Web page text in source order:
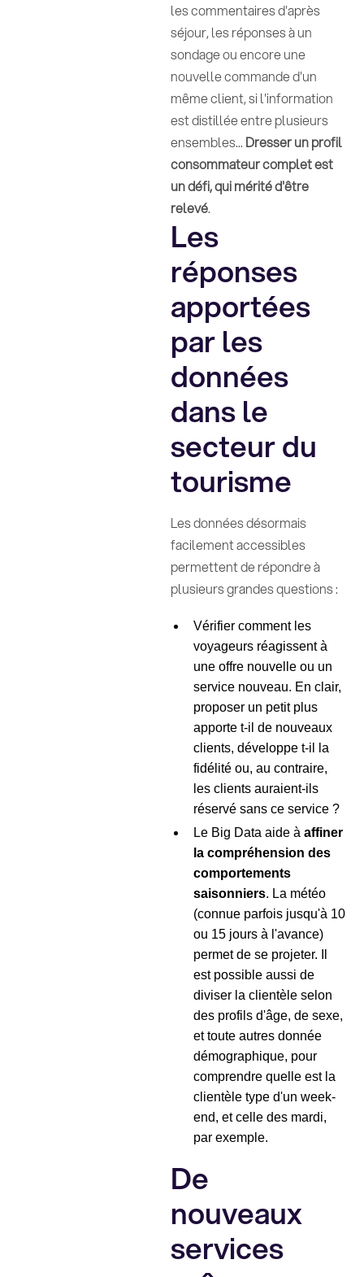
les commentaires d'après
séjour, les réponses à un
sondage ou encore une
nouvelle commande d'un
même client, si l'information
est distillée entre plusieurs
ensembles... Dresser un profil
consommateur complet est
un défi, qui mérité d'être
relevé.
Les
réponses
apportées
par les
données
dans le
secteur du
tourisme
Les données désormais
facilement accessibles
permettent de répondre à
plusieurs grandes questions :
Vérifier comment les
voyageurs réagissent à
une offre nouvelle ou un
service nouveau. En clair,
proposer un petit plus
apporte t-il de nouveaux
clients, développe t-il la
fidélité ou, au contraire,
les clients auraient-ils
réservé sans ce service ?
Le Big Data aide àaffiner
la compréhension des
comportements
saisonniers. La météo
(connue parfois jusqu'à 10
ou 15 jours à l'avance)
permet de se projeter. Il
est possible aussi de
diviser la clientèle selon
des profils d'âge, de sexe,
et toute autres donnée
démographique, pour
comprendre quelle est la
clientèle type d'un week-
end, et celle des mardi,
par exemple.
De
nouveaux
services